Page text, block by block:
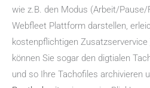
wie z.B. den Modus (Arbeit/
Webfleet Plattform darstellen,
kostenpflichtigen Zusatzservervice
können Sie sogar den digtialen
und so Ihre Tachofiles archivieren